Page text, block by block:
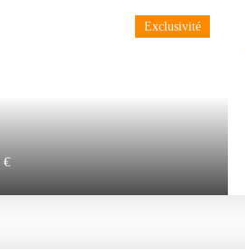
€
Exclusivité